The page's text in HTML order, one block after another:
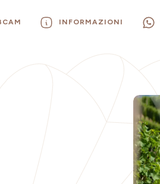
INFORMAZIONI